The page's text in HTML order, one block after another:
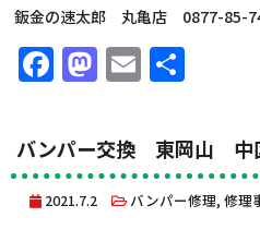
鈑金の速太郎 丸亀店 0877-85-
Facebook
Mastodon
Email
バンパー交換 東岡山 中
2021.7.2 バンパー修理,修理